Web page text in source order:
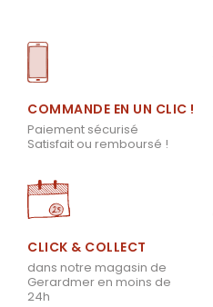
COMMANDE EN UN CLIC !
Paiement sécurisé
Satisfait ou remboursé !
CLICK & COLLECT
dans notre magasin de
Gerardmer en moins de
24h